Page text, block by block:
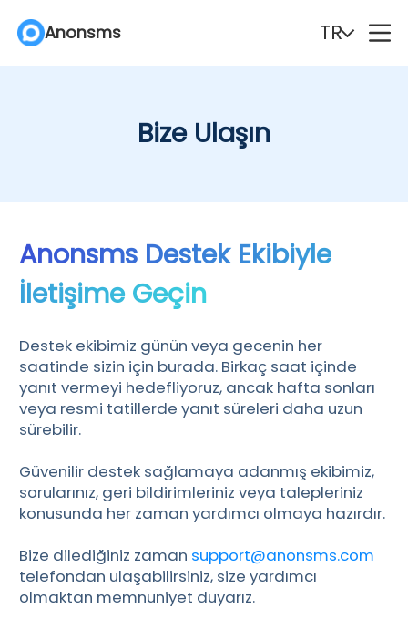
Anonsms TR
Português
Русский
Français
Türkçe
Svenska Norsk
Čeština
Suomi
Bize Ulaşın
Anonsms Destek Ekibiyle
İletişime Geçin
Destek ekibimiz günün veya gecenin her
saatinde sizin için burada. Birkaç saat içinde
yanıt vermeyi hedefliyoruz, ancak hafta sonları
veya resmi tatillerde yanıt süreleri daha uzun
sürebilir.
Güvenilir destek sağlamaya adanmış ekibimiz,
sorularınız, geri bildirimleriniz veya talepleriniz
konusunda her zaman yardımcı olmaya hazırdır.
Bize dilediğiniz zaman support@anonsms.com
telefondan ulaşabilirsiniz, size yardımcı
olmaktan memnuniyet duyarız.